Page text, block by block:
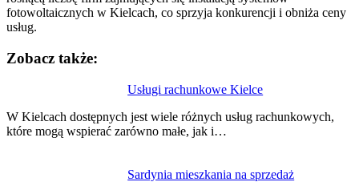
fotowoltaicznych w Kielcach, co sprzyja konkurencji i obniża ceny
usług.
Zobacz także:
Usługi rachunkowe Kielce
W Kielcach dostępnych jest wiele różnych usług rachunkowych,
które mogą wspierać zarówno małe, jak i…
Sardynia mieszkania na sprzedaż
wpisu